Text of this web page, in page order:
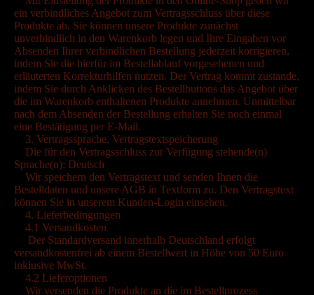
ein verbindliches Angebot zum Vertragsschluss über diese
Produkte ab. Sie können unsere Produkte zunächst
unverbindlich in den Warenkorb legen und Ihre Eingaben vor
Absenden Ihrer verbindlichen Bestellung jederzeit korrigieren,
indem Sie die hierfür im Bestellablauf vorgesehenen und
erläuterten Korrekturhilfen nutzen. Der Vertrag kommt zustande,
indem Sie durch Anklicken des Bestellbuttons das Angebot über
die im Warenkorb enthaltenen Produkte annehmen. Unmittelbar
nach dem Absenden der Bestellung erhalten Sie noch einmal
eine Bestätigung per E-Mail.
3. Vertragssprache, Vertragstextspeicherung
Die für den Vertragsschluss zur Verfügung stehende(n)
Sprache(n): Deutsch
Wir speichern den Vertragstext und senden Ihnen die
Bestelldaten und unsere AGB in Textform zu. Den Vertragstext
können Sie in unserem Kunden-Login einsehen.
4. Lieferbedingungen
4.1 Versandkosten
Der Standardversand innerhalb Deutschland erfolgt
versandkostenfrei ab einem Bestellwert in Höhe von 50 Euro
inklusive MwSt.
4.2 Lieferoptionen
Wir versenden die Produkte an die im Bestellprozess